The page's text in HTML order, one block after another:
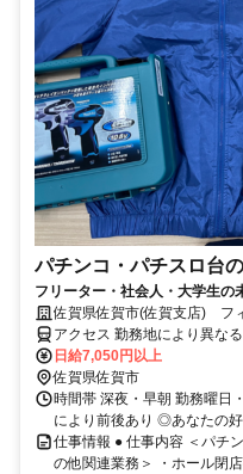
パチンコ・パチスロ台
フリーター・社会人・大学生の
入なアルバイト！
佐賀県佐賀市(佐賀支店) フ
アクセス 勤務地により異なる
日給7,050円以上
佐賀県佐賀市
時間帯 深夜・早朝 勤務曜日
により前後あり ◎あなたの好
仕事情報 ● 仕事内容 ＜パチ
の他関連業務＞ ・ホール閉